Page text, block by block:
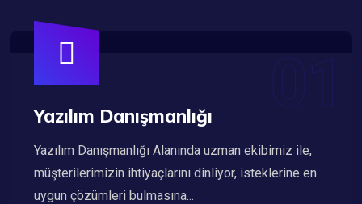
Yazılım Danışmanlığı
Yazılım Danışmanlığı Alanında uzman ekibimiz ile,
müşterilerimizin ihtiyaçlarını dinliyor, isteklerine en
uygun çözümleri bulmasına...